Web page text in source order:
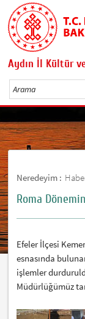
Aydın İl Kültür
Neredeyim :
Roma
Efeler İlçesi
esnasında
işlemler
Müdürlüğümüz